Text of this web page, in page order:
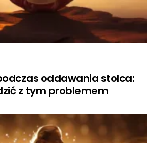
oddawania stolca:
z tym problemem